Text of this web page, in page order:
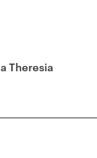
Theresia